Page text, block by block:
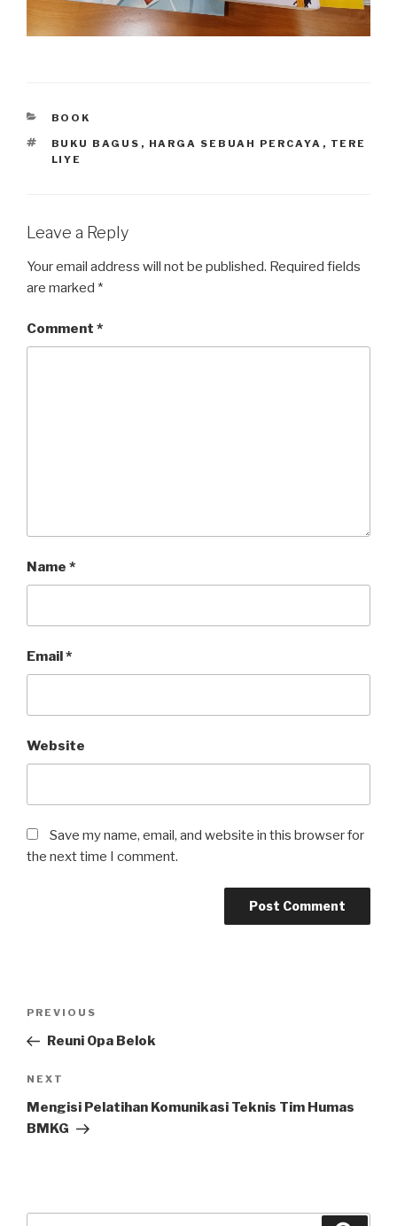
CATEGORIES
BOOK
TAGS
BUKU BAGUS , HARGA SEBUAH PERCAYA , TERE
LIYE
Leave a Reply
Your email address will not be published. Required fields
are marked *
Comment *
Name *
Email *
Website
Save my name, email, and website in this browser for
the next time I comment.
Previous
Post
PREVIOUS
Reuni Opa Belok
Next
Post
NEXT
Mengisi Pelatihan Komunikasi Teknis Tim Humas
BMKG